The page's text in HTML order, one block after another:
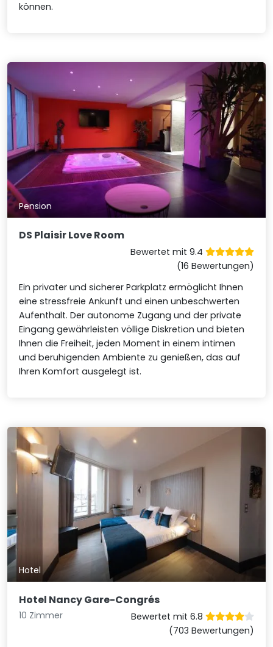
können.
Pension
DS Plaisir Love Room
Bewertet mit 9.4
(16 Bewertungen)
Ein privater und sicherer Parkplatz ermöglicht Ihnen
eine stressfreie Ankunft und einen unbeschwerten
Aufenthalt. Der autonome Zugang und der private
Eingang gewährleisten völlige Diskretion und bieten
Ihnen die Freiheit, jeden Moment in einem intimen
und beruhigenden Ambiente zu genießen, das auf
Ihren Komfort ausgelegt ist.
Hotel
Hotel Nancy Gare-Congrés
10 Zimmer
Bewertet mit 6.8
(703 Bewertungen)